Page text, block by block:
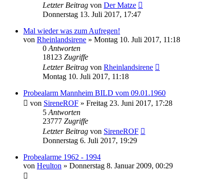
Letzter Beitrag von Der Matze
Donnerstag 13. Juli 2017, 17:47
Mal wieder was zum Aufregen!
von Rheinlandsirene » Montag 10. Juli 2017, 11:18
0 Antworten
18123 Zugriffe
Letzter Beitrag von Rheinlandsirene
Montag 10. Juli 2017, 11:18
Probealarm Mannheim BILD vom 09.01.1960
von SireneROF » Freitag 23. Juni 2017, 17:28
5 Antworten
23777 Zugriffe
Letzter Beitrag von SireneROF
Donnerstag 6. Juli 2017, 19:29
Probealarme 1962 - 1994
von Heulton » Donnerstag 8. Januar 2009, 00:29